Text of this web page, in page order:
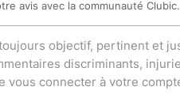
avis avec la communauté Clubic.